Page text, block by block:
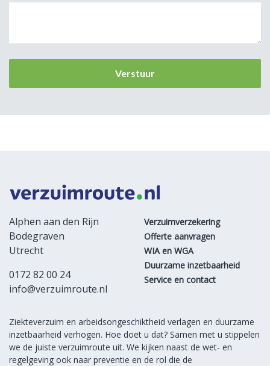
Alphen aan den Rijn
Bodegraven
Utrecht
0172 82 00 24
info@verzuimroute.nl
Verzuimverzekering
Offerte aanvragen
WIA en WGA
Duurzame inzetbaarheid
Service en contact
Ziekteverzuim en arbeidsongeschiktheid verlagen en duurzame
inzetbaarheid verhogen. Hoe doet u dat? Samen met u stippelen
we de juiste verzuimroute uit. We kijken naast de wet- en
regelgeving ook naar preventie en de rol die de